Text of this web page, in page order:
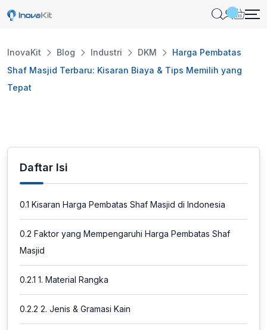
Skip
InovaKit Blog Industri DKM
Harga Pembatas
Shaf Masjid Terbaru: Kisaran Biaya & Tips Memilih yang
Tepat
Daftar Isi
0.1 Kisaran Harga Pembatas Shaf Masjid di Indonesia
0.2 Faktor yang Mempengaruhi Harga Pembatas Shaf
Masjid
0.2.1 1. Material Rangka
0.2.2 2. Jenis & Gramasi Kain